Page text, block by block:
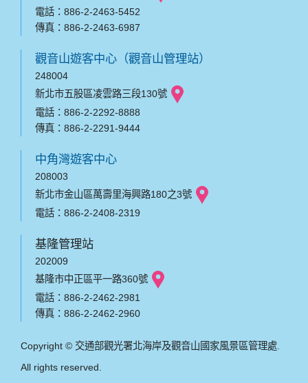
電話：886-2-2463-5452
傳真：886-2-2463-6987
觀音山遊客中心（觀音山管理站）
248004
新北市五股區凌雲路三段130號
電話：886-2-2292-8888
傳真：886-2-2291-9444
中角灣遊客中心
208003
新北市金山區萬壽里海興路180之3號
電話：886-2-2408-2319
基隆管理站
202009
基隆市中正區平一路360號
電話：886-2-2462-2981
傳真：886-2-2462-2960
Copyright © 交通部觀光署北海岸及觀音山國家風景區管理處.
All rights reserved.